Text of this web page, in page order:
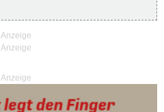
Anzeige